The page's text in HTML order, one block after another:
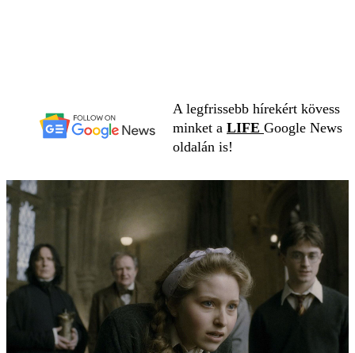
A legfrissebb hírekért kövess
minket a LIFE Google News
oldalán is!